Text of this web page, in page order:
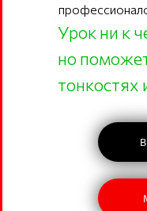
Урок ни к
но
тонкостях